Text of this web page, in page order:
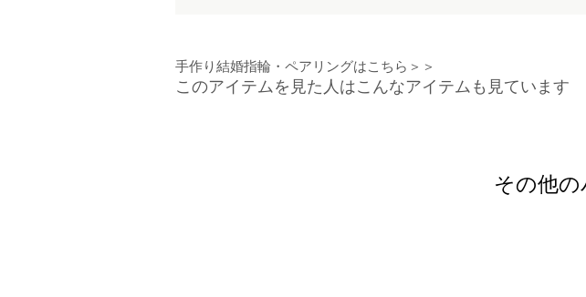
手作り結婚指輪・ペアリングはこちら＞＞
このアイテムを見た人はこんなアイテムも見ています
その他